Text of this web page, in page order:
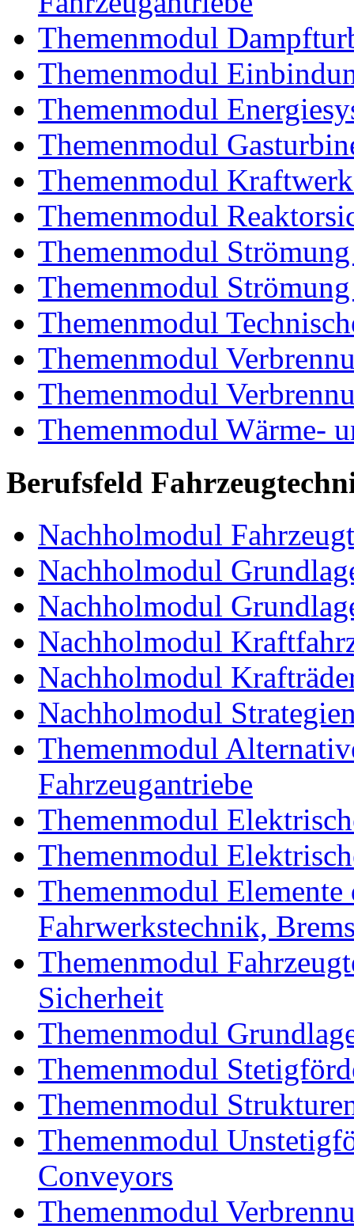
Themenmodul
Themenmodul
Themenmodul
Themenmodul
Themenmodul
Themenmodul
Themenmodul
Themenmodul
Themenmodul
Themenmodul
Themenmodul
Themenmodul Wärme-
Berufsfeld
Nachholmodul
Nachholmodul
Nachholmodul
Nachholmodul
Nachholmodul
Nachholmodul
Themenmodul
Fahrzeugantriebe
Themenmodul
Themenmodul
Themenmodul Elemente
Fahrwerkstechnik,
Themenmodul
Sicherheit
Themenmodul
Themenmodul
Themenmodul
Themenmodul
Conveyors
Themenmodul